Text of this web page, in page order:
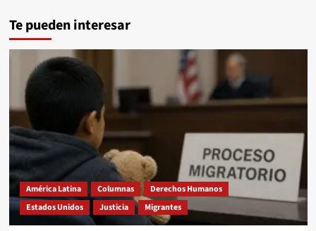
Te pueden interesar
América Latina Columnas
Derechos Humanos
Estados Unidos
Justicia Migrantes